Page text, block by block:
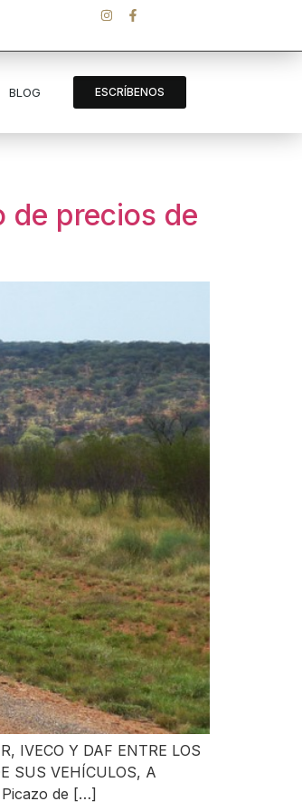
ESCRÍBENOS
BLOG
de precios de
IVECO Y DAF ENTRE LOS
SUS VEHÍCULOS, A
Picazo de […]